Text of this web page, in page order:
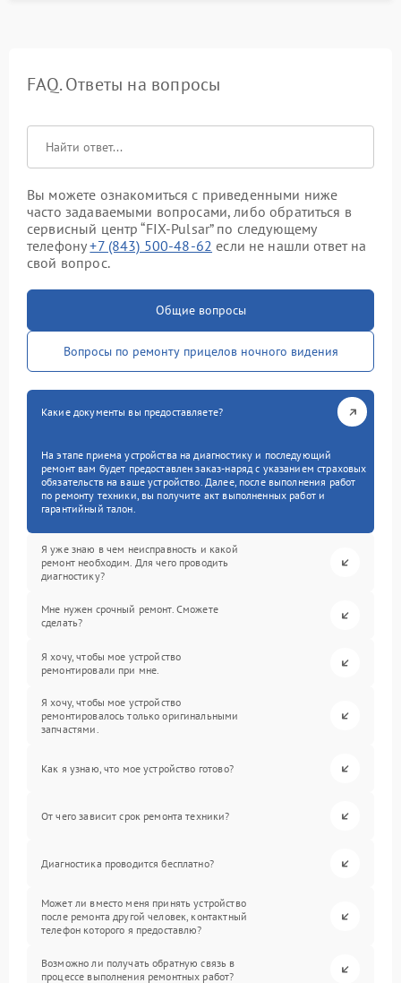
FAQ. Ответы на вопросы
Вы можете ознакомиться с приведенными ниже
часто задаваемыми вопросами, либо обратиться в
сервисный центр “FIX-Pulsar” по следующему
телефону+7 (843) 500-48-62 если не нашли ответ на
свой вопрос.
Общие вопросы
Вопросы по ремонту прицелов ночного видения
Какие документы вы предоставляете?
На этапе приема устройства на диагностику и последующий
ремонт вам будет предоставлен заказ-наряд с указанием страховых
обязательств на ваше устройство. Далее, после выполнения работ
по ремонту техники, вы получите акт выполненных работ и
гарантийный талон.
Я уже знаю в чем неисправность и какой
ремонт необходим. Для чего проводить
диагностику?
Мне нужен срочный ремонт. Сможете
сделать?
Я хочу, чтобы мое устройство
ремонтировали при мне.
Я хочу, чтобы мое устройство
ремонтировалось только оригинальными
запчастями.
Как я узнаю, что мое устройство готово?
От чего зависит срок ремонта техники?
Диагностика проводится бесплатно?
Может ли вместо меня принять устройство
после ремонта другой человек, контактный
телефон которого я предоставлю?
Возможно ли получать обратную связь в
процессе выполнения ремонтных работ?